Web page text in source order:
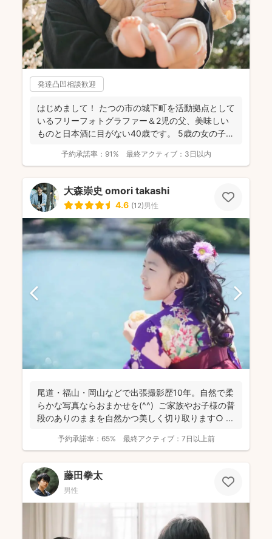
発達凸凹相談歓迎
はじめまして！ たつの市の城下町を活動拠点として
いるフリーフォトグラファー＆2児の父、美味しい
ものと日本酒に目がない40歳です。 5歳の女の子、
予約承諾率： 91% 最終アクティブ： 3日以内
大森崇史 omori takashi
4.6 (12)男性
尾道・福山・岡山などで出張撮影歴10年。自然で柔
らかな写真ならおまかせを(^^) ご家族やお子様の普
段のありのままを自然かつ美しく切り取ります○ ...
予約承諾率： 65% 最終アクティブ： 7日以上前
藤田拳太
男性